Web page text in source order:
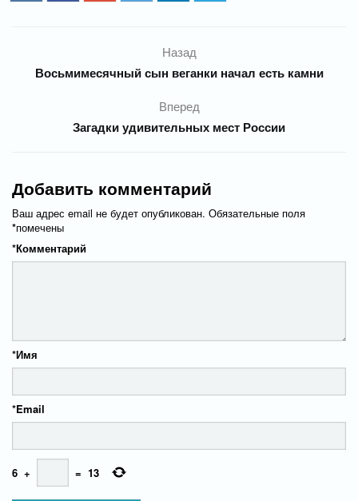
Назад
Восьмимесячный сын веганки начал есть камни
Вперед
Загадки удивительных мест России
Добавить комментарий
Ваш адрес email не будет опубликован. Обязательные поля
помечены
*
Комментарий
*
Имя
*
Email
*
6 + = 13